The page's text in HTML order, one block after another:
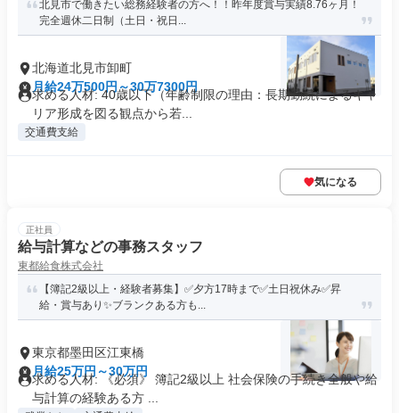
北見市で働きたい総務経験者の方へ！！昨年度賞与実績8.76ヶ月！
完全週休二日制（土日・祝日...
北海道北見市卸町
月給24万500円～30万7300円
求める人材: 40歳以下（年齢制限の理由：長期勤続によるキャ
リア形成を図る観点から若...
交通費支給
気になる
正社員
給与計算などの事務スタッフ
東都給食株式会社
【簿記2級以上・経験者募集】✅夕方17時まで✅土日祝休み✅昇
給・賞与あり✨ブランクある方も...
東京都墨田区江東橋
月給25万円～30万円
求める人材: 《必須》 簿記2級以上 社会保険の手続き全般や給
与計算の経験ある方 ...